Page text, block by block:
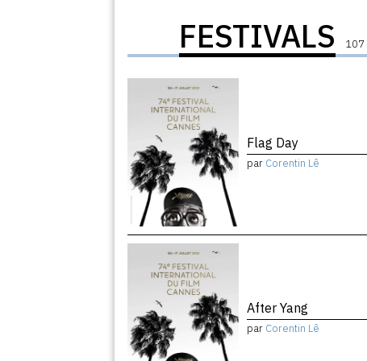
FESTIVALS 107
Flag Day
par Corentin Lê
After Yang
par Corentin Lê